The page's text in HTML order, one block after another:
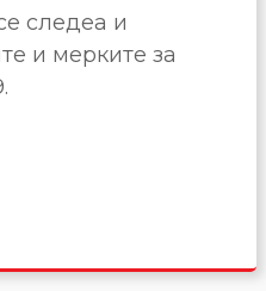
следеа и
и мерките за